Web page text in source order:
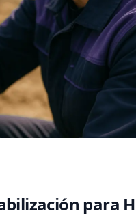
para